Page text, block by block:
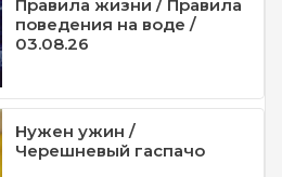
Правила жизни / Правила
поведения на воде /
03.08.26
Нужен ужин /
Черешневый гаспачо